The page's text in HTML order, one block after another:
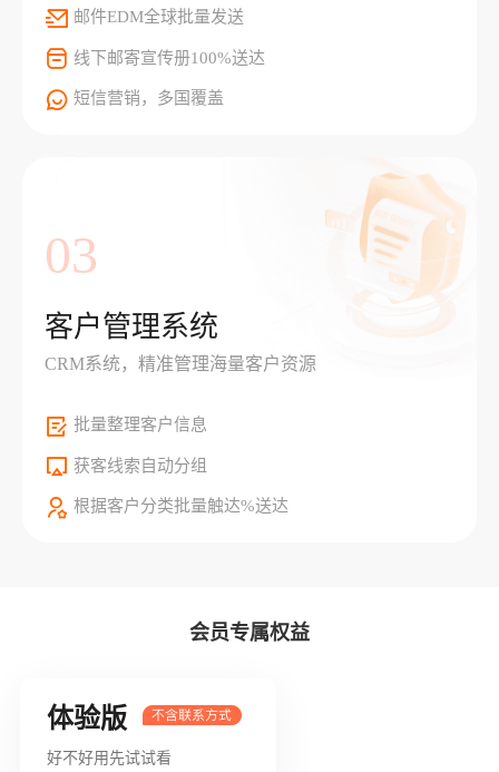
邮件EDM全球批量发送
线下邮寄宣传册100%送达
短信营销，多国覆盖
03
客户管理系统
CRM系统，精准管理海量客户资源
批量整理客户信息
获客线索自动分组
根据客户分类批量触达%送达
会员专属权益
体验版
好不好用先试试看